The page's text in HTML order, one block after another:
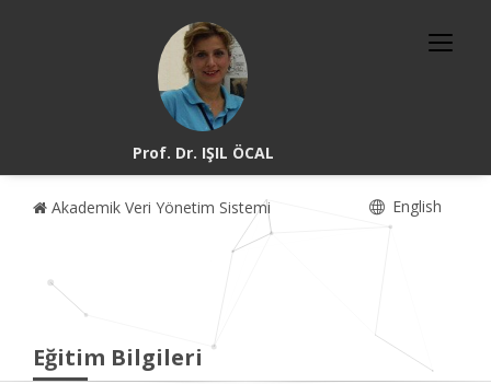
Prof. Dr. IŞIL ÖCAL
Akademik Veri Yönetim Sistemi English
Eğitim Bilgileri